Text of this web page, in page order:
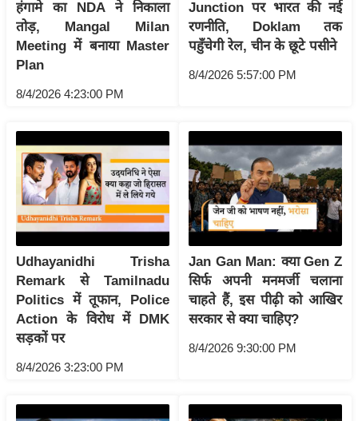
ष
प्र
भु
म
हि
/
ध
र्म
स्थ
ल
त
त्यो
हा
र
रा
शि
ल
हंगामे का NDA ने निकाला
तोड़, Mangal Milan
Meeting में बनाया Master
Plan
8/4/2026 4:23:00 PM
Junction पर भारत की नई
रणनीति, Doklam तक
पहुँचेगी रेल, चीन के छूटे पसीने
8/4/2026 5:57:00 PM
Udhayanidhi Trisha
Remark से Tamilnadu
Politics में तूफान, Police
Action के विरोध में DMK
सड़कों पर
8/4/2026 3:23:00 PM
Jan Gan Man: क्या Gen Z
सिर्फ अपनी मनमर्जी चलाना
चाहते हैं, इस पीढ़ी को आखिर
सरकार से क्या चाहिए?
8/4/2026 9:30:00 PM